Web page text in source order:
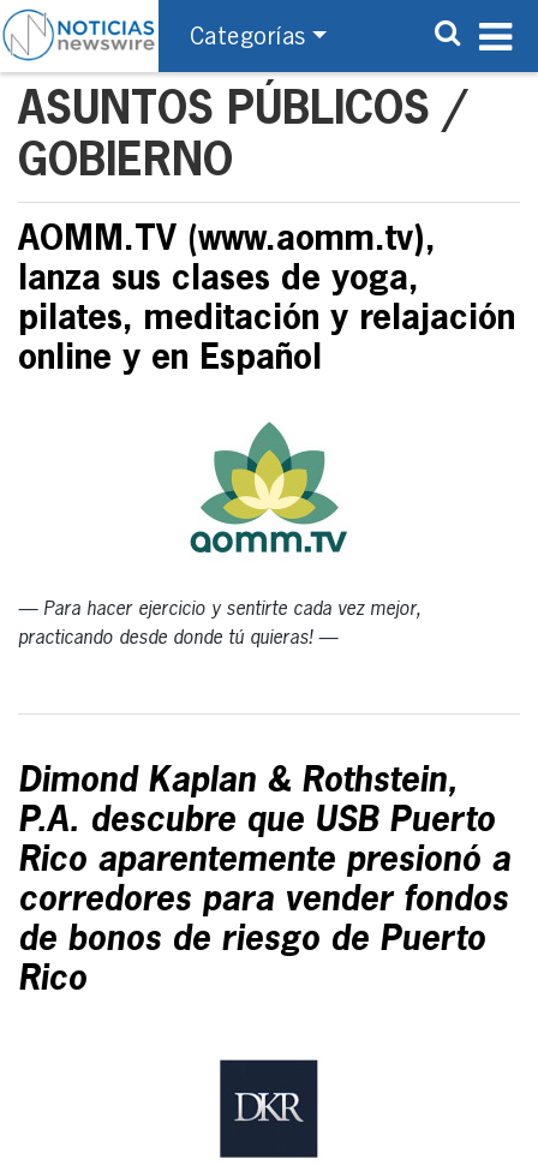
Categorías
ASUNTOS PÚBLICOS /
GOBIERNO
AOMM.TV (www.aomm.tv),
lanza sus clases de yoga,
pilates, meditación y relajación
online y en Español
— Para hacer ejercicio y sentirte cada vez mejor,
practicando desde donde tú quieras! —
Dimond Kaplan & Rothstein,
P.A. descubre que USB Puerto
Rico aparentemente presionó a
corredores para vender fondos
de bonos de riesgo de Puerto
Rico